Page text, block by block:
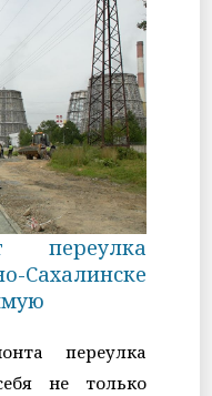
переулка
переулка
не только